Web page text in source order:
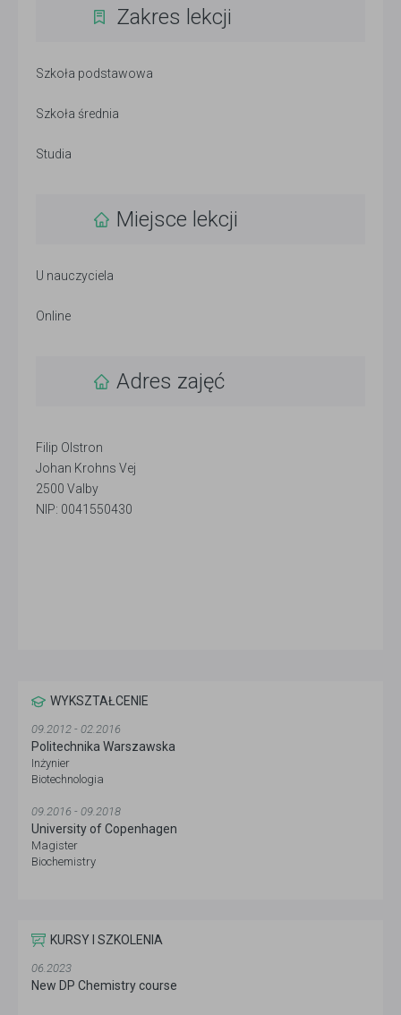
Zakres lekcji
Szkoła podstawowa
Szkoła średnia
Studia
Miejsce lekcji
U nauczyciela
Online
Adres zajęć
Filip Olstron
Johan Krohns Vej
2500 Valby
NIP: 0041550430
WYKSZTAŁCENIE
09.2012 - 02.2016
Politechnika Warszawska
Inżynier
Biotechnologia
09.2016 - 09.2018
University of Copenhagen
Magister
Biochemistry
KURSY I SZKOLENIA
06.2023
New DP Chemistry course